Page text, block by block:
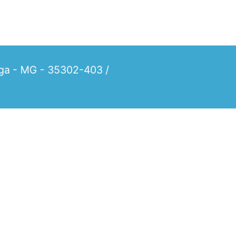
- MG - 35302-403 /